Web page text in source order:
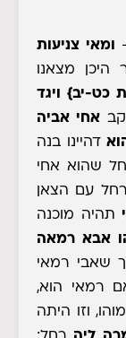
ומאי צניעות
היכן מצאנו
כט-יב} ויגד
אחי אביה
דהיינו בנה
שהוא אחי
עם הצאן
תהיה מוכנה
אבא רמאה
שאבי רמאי
רמאי הוא,
וזו היתה